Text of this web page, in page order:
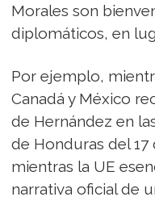
Morales son
diplomáticos, en
Por ejemplo,
Canadá y México
de Hernández en
de Honduras del 17
mientras la UE
narrativa oficial de